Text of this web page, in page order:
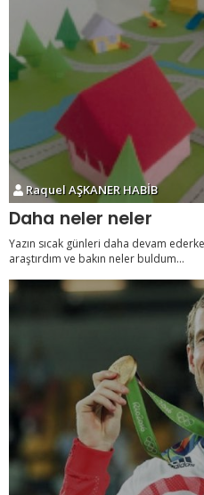
Raquel AŞKANER HABİB
Daha neler neler
Yazın sıcak günleri daha devam
araştırdım ve bakın neler buldum...